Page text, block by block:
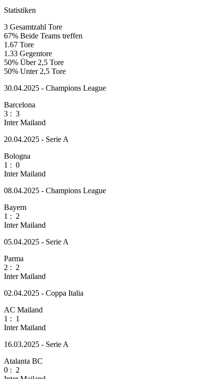
Statistiken
3 Gesamtzahl Tore
67% Beide Teams treffen
1.67 Tore
1.33 Gegentore
50% Über 2,5 Tore
50% Unter 2,5 Tore
30.04.2025 - Champions League
Barcelona
3 : 3
Inter Mailand
20.04.2025 - Serie A
Bologna
1 : 0
Inter Mailand
08.04.2025 - Champions League
Bayern
1 : 2
Inter Mailand
05.04.2025 - Serie A
Parma
2 : 2
Inter Mailand
02.04.2025 - Coppa Italia
AC Mailand
1 : 1
Inter Mailand
16.03.2025 - Serie A
Atalanta BC
0 : 2